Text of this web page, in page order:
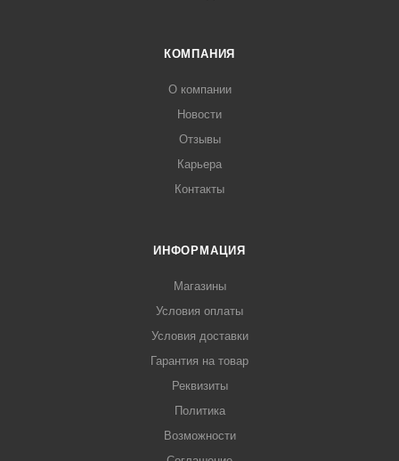
КОМПАНИЯ
О компании
Новости
Отзывы
Карьера
Контакты
ИНФОРМАЦИЯ
Магазины
Условия оплаты
Условия доставки
Гарантия на товар
Реквизиты
Политика
Возможности